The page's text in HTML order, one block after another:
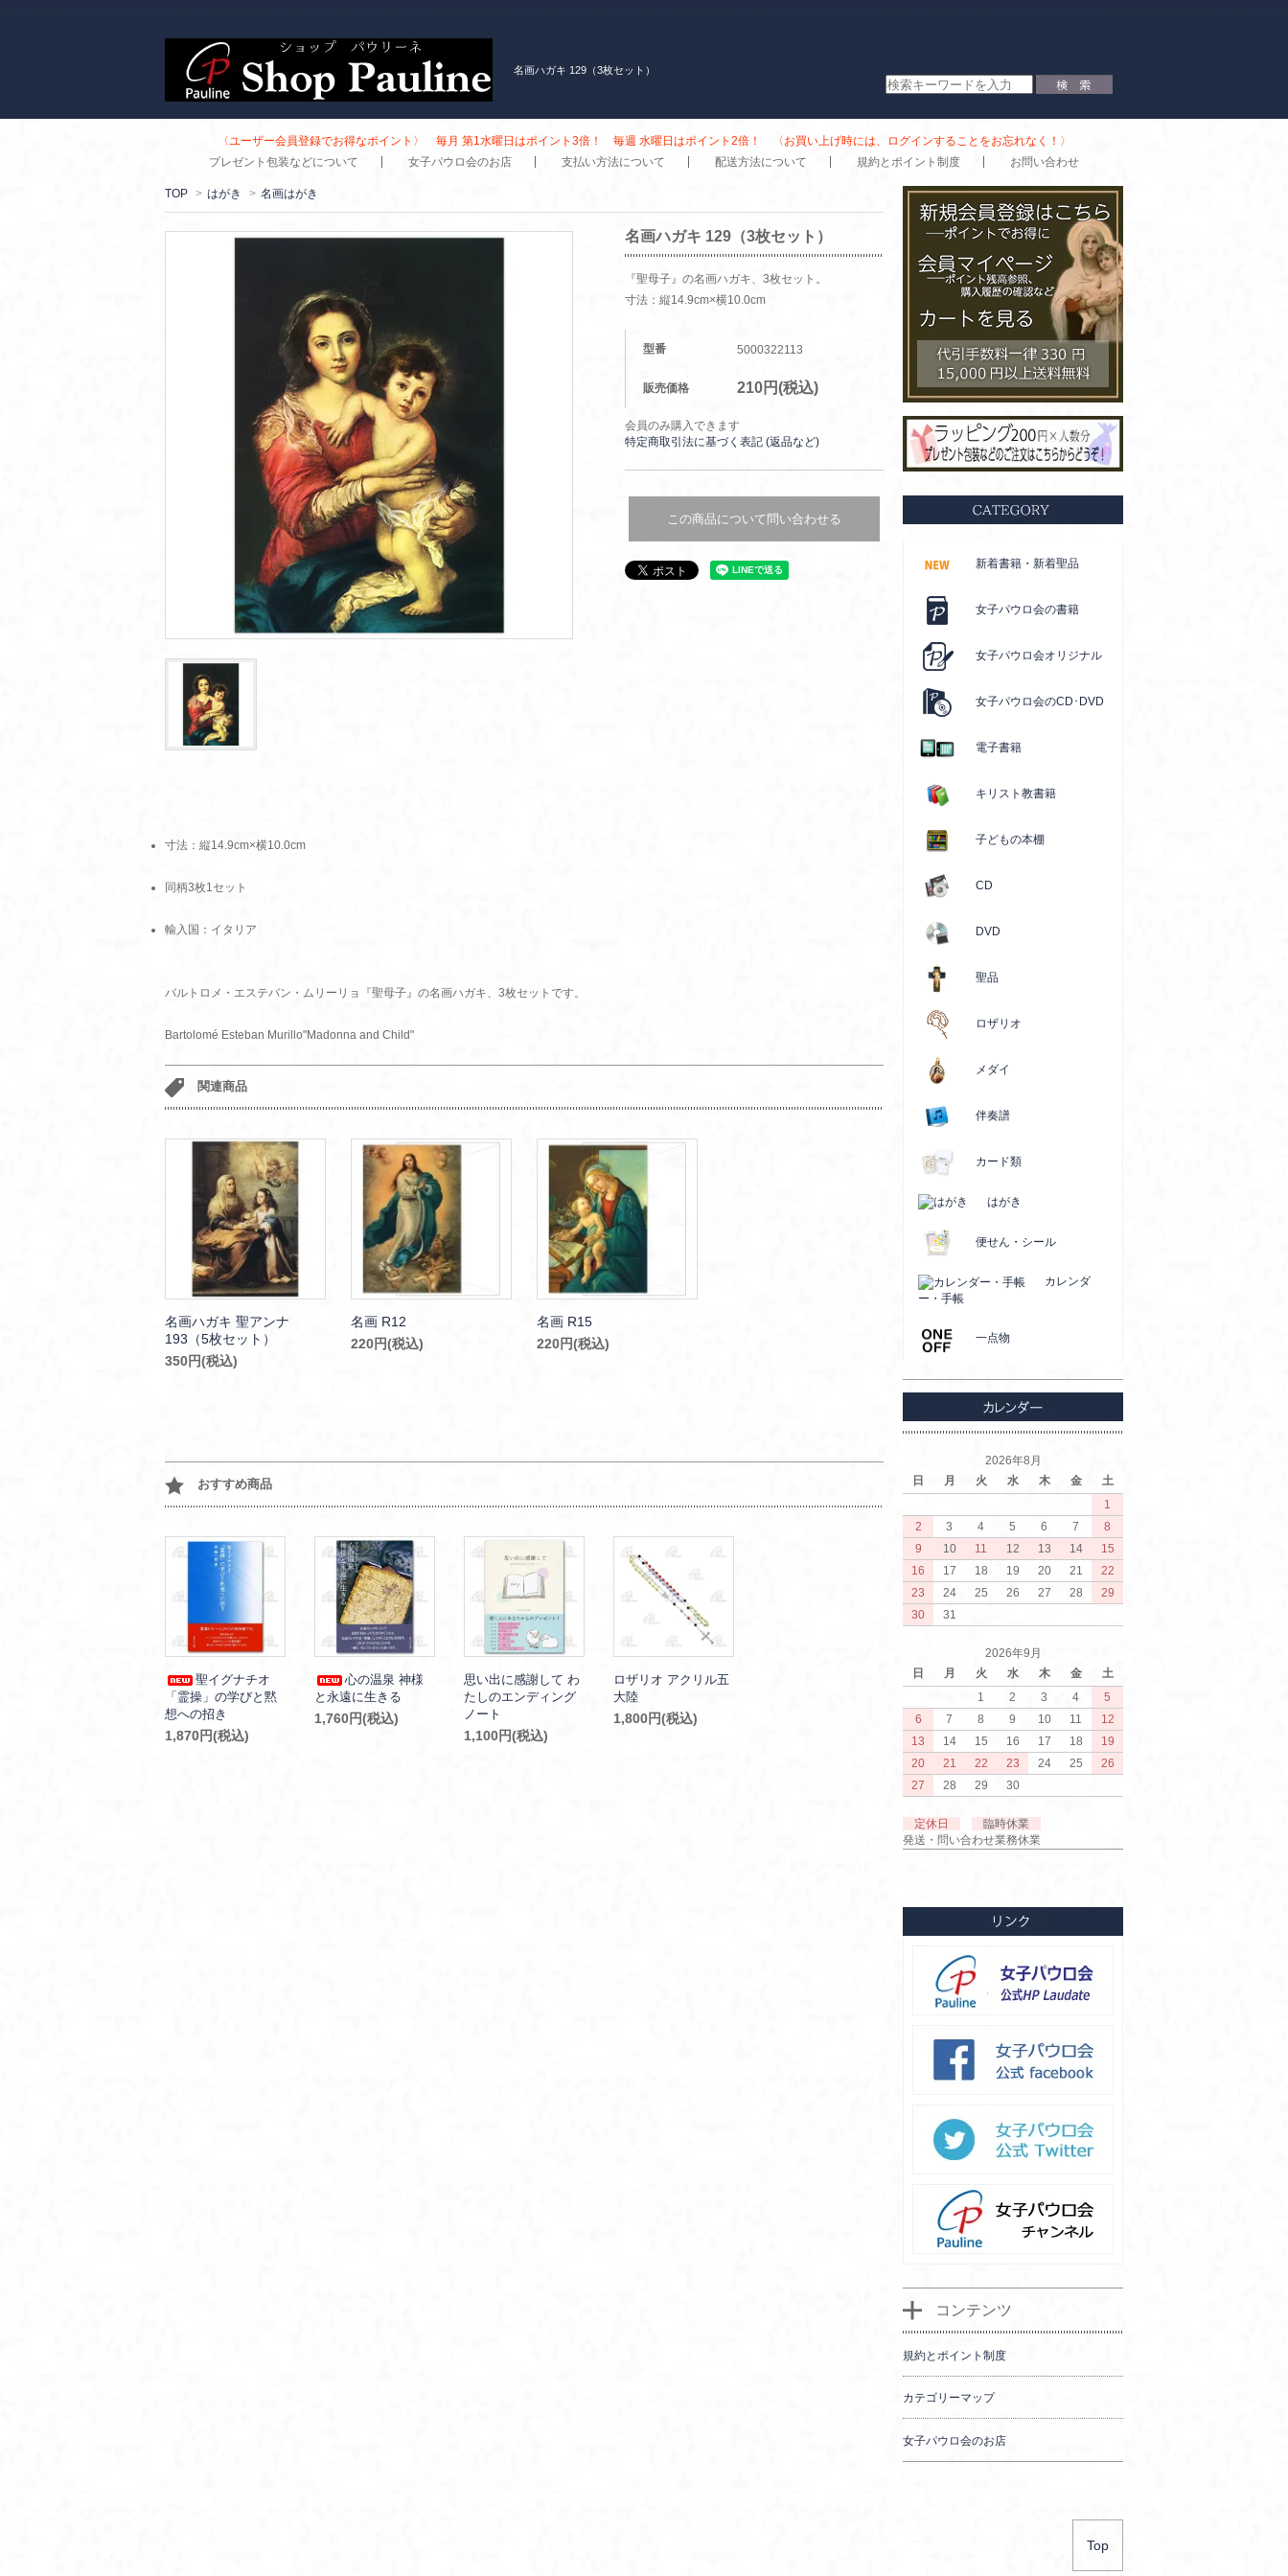
名画ハガキ 129（3枚セット）
〈ユーザー会員登録でお得なポイント〉 毎月 第1水曜日はポイント3倍！ 毎週 水曜日はポイント2倍！ 〈お買い上げ時には、ログインすることをお忘れなく！〉
プレゼント包装などについて
女子パウロ会のお店 支払い方法について 配送方法について 規約とポイント制度 お問い合わせ
TOP > はがき > 名画はがき
名画ハガキ 129（3枚セット）
『聖母子』の名画ハガキ、3枚セット。
寸法：縦14.9cm×横10.0cm
型番 5000322113
販売価格 210円(税込)
会員のみ購入できます
特定商取引法に基づく表記 (返品など)
この商品について問い合わせる
寸法：縦14.9cm×横10.0cm
同柄3枚1セット
輸入国：イタリア
バルトロメ・エステバン・ムリーリョ『聖母子』の名画ハガキ、3枚セットです。
Bartolomé Esteban Murillo"Madonna and Child"
関連商品
名画ハガキ 聖アンナ
193（5枚セット）
350円(税込)
名画 R12
220円(税込)
名画 R15
220円(税込)
おすすめ商品
聖イグナチオ
「霊操」の学びと黙
想への招き
1,870円(税込)
心の温泉 神様
と永遠に生きる
1,760円(税込)
思い出に感謝して わ
たしのエンディング
ノート
1,100円(税込)
ロザリオ アクリル五
大陸
1,800円(税込)
新着書籍・新着聖品
女子パウロ会の書籍
女子パウロ会オリジナル
女子パウロ会のCD･DVD
電子書籍
キリスト教書籍
子どもの本棚
CD
DVD
聖品
ロザリオ
メダイ
伴奏譜
カード類
はがき
便せん・シール
カレンダ
ー・手帳
一点物
2026年8月
日
月 火 水 木 金
土
1
2
3 4 5 6 7
8
9
10 11 12 13 14
15
16
17 18 19 20 21
22
23
24 25 26 27 28
29
30
31
2026年9月
日
月 火 水 木 金
土
1
2 3 4
5
6
7 8 9 10 11
12
13
14 15 16 17 18
19
20
21 22 23 24 25
26
27
28 29 30
定休日
臨時休業
発送・問い合わせ業務休業
コンテンツ
規約とポイント制度
カテゴリーマップ
女子パウロ会のお店
Top